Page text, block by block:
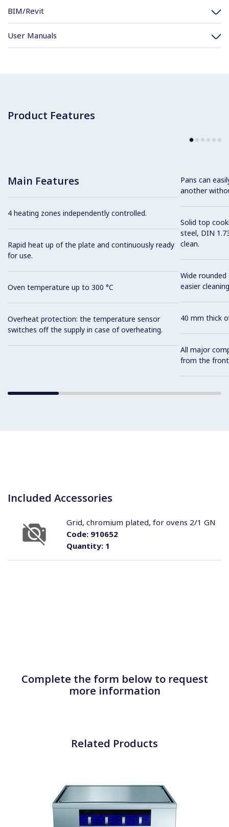
BIM/Revit
User Manuals
Product Features
Main Features
4 heating zones independently controlled.
Rapid heat up of the plate and continuously ready
for use.
Oven temperature up to 300 °C
Overheat protection: the temperature sensor
switches off the supply in case of overheating.
Pans can
another
Solid top
steel, DIN
clean.
Wide
easier
40 mm thick
All major
from the
Included Accessories
Quantity:1
Code:910652
Grid, chromium plated, for ovens 2/1 GN
Complete the form below to request
more information
Related Products